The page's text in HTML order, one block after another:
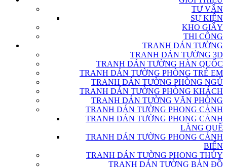
TƯ VẤN
SỰ KIỆN
KHO GIẤY
THI CÔNG
TRANH DÁN TƯỜNG
TRANH DÁN TƯỜNG 3D
TRANH DÁN TƯỜNG HÀN QUỐC
TRANH DÁN TƯỜNG PHÒNG TRẺ EM
TRANH DÁN TƯỜNG PHÒNG NGỦ
TRANH DÁN TƯỜNG PHÒNG KHÁCH
TRANH DÁN TƯỜNG VĂN PHÒNG
TRANH DÁN TƯỜNG PHONG CẢNH
TRANH DÁN TƯỜNG PHONG CẢNH
LÀNG QUÊ
TRANH DÁN TƯỜNG PHONG CẢNH
BIỂN
TRANH DÁN TƯỜNG PHONG THỦY
TRANH DÁN TƯỜNG BẢN ĐỒ